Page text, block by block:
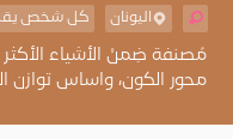
اليونان كل شخص
محور الكون، واساس توازن